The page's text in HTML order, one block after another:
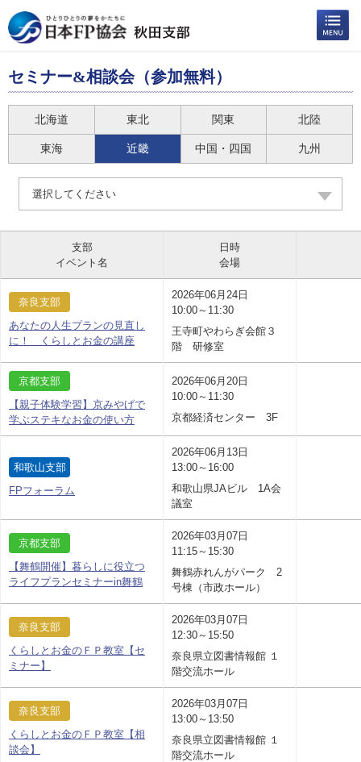
セミナー&相談会（参加無料）
北海道 東北 関東 北陸
東海 近畿 中国・四国 九州
選択してください
支部
イベント名
日時
会場
奈良支部
あなたの人生プランの見直し
に！ くらしとお金の講座
2026年06月24日
10:00～11:30
王寺町やわらぎ会館３
階 研修室
京都支部
【親子体験学習】京みやげで
学ぶステキなお金の使い方
2026年06月20日
10:00～11:30
京都経済センター 3F
和歌山支部
FPフォーラム
2026年06月13日
13:00～16:00
和歌山県JAビル 1A会
議室
京都支部
【舞鶴開催】暮らしに役立つ
ライフプランセミナーin舞鶴
2026年03月07日
11:15～15:30
舞鶴赤れんがパーク 2
号棟（市政ホール）
奈良支部
くらしとお金のＦＰ教室【セ
ミナー】
2026年03月07日
12:30～15:50
奈良県立図書情報館 １
階交流ホール
奈良支部
くらしとお金のＦＰ教室【相
談会】
2026年03月07日
13:00～13:50
奈良県立図書情報館 １
階交流ホール